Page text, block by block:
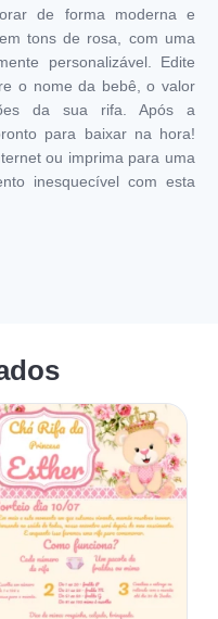
de forma moderna e
tons de rosa, com uma
personalizável. Edite
o nome da bebê, o valor
da sua rifa. Após a
para baixar na hora!
ou imprima para uma
inesquecível com esta